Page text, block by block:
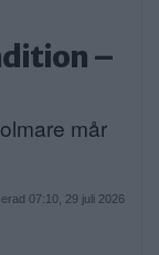
–
mår
07:10, 29 juli 2026